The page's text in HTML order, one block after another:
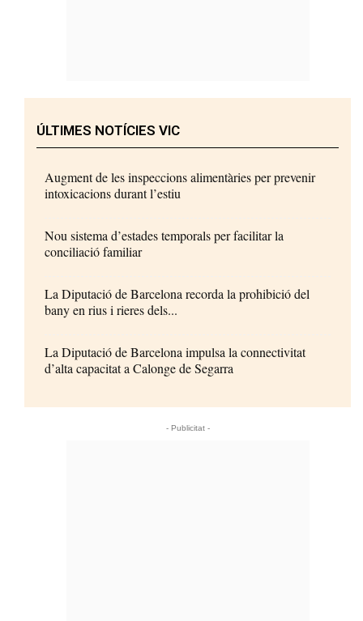
ÚLTIMES NOTÍCIES VIC
Augment de les inspeccions alimentàries per prevenir
intoxicacions durant l’estiu
Nou sistema d’estades temporals per facilitar la
conciliació familiar
La Diputació de Barcelona recorda la prohibició del
bany en rius i rieres dels...
La Diputació de Barcelona impulsa la connectivitat
d’alta capacitat a Calonge de Segarra
- Publicitat -